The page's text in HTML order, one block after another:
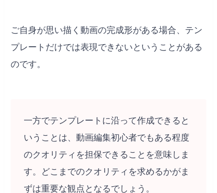
ご自身が思い描く動画の完成形がある場合、テン
プレートだけでは表現できないということがある
のです。
一方でテンプレートに沿って作成できると
いうことは、動画編集初心者でもある程度
のクオリティを担保できることを意味しま
す。どこまでのクオリティを求めるかがま
ずは重要な観点となるでしょう。